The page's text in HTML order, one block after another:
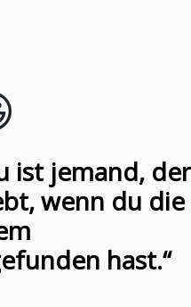
ist jemand, der
wenn du die
hast.“